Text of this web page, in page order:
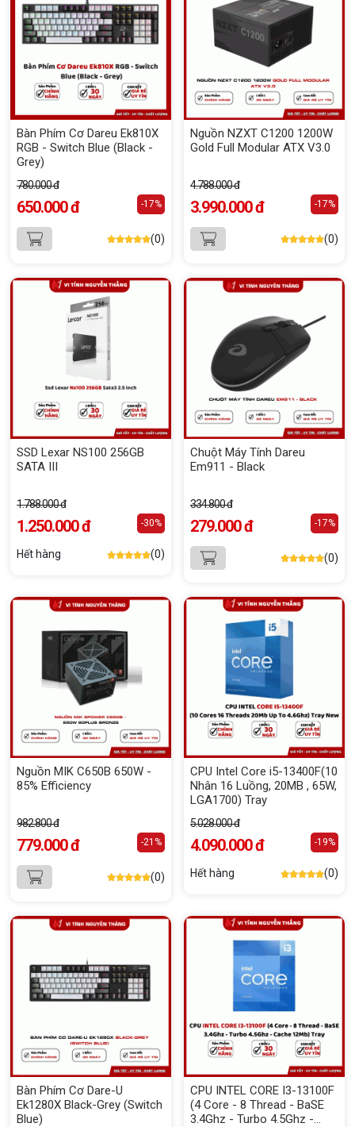
Bàn Phím Cơ Dareu Ek810X
RGB - Switch Blue (Black -
Grey)
780.000 đ
650.000 đ -17%
(0)
Nguồn NZXT C1200 1200W
Gold Full Modular ATX V3.0
4.788.000 đ
3.990.000 đ -17%
(0)
SSD Lexar NS100 256GB
SATA III
1.788.000 đ
1.250.000 đ -30%
Hết hàng (0)
Chuột Máy Tính Dareu
Em911 - Black
334.800 đ
279.000 đ -17%
(0)
Nguồn MIK C650B 650W -
85% Efficiency
982.800 đ
779.000 đ -21%
(0)
CPU Intel Core i5-13400F(10
Nhân 16 Luồng, 20MB , 65W,
LGA1700) Tray
5.028.000 đ
4.090.000 đ -19%
Hết hàng (0)
Bàn Phím Cơ Dare-U
Ek1280X Black-Grey (Switch
Blue)
CPU INTEL CORE I3-13100F
(4 Core - 8 Thread - BaSE
3.4Ghz - Turbo 4.5Ghz -